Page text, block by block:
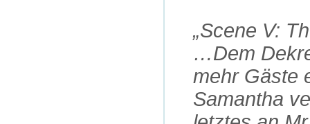
„Scene V:
…Dem
mehr Gäste
Samantha